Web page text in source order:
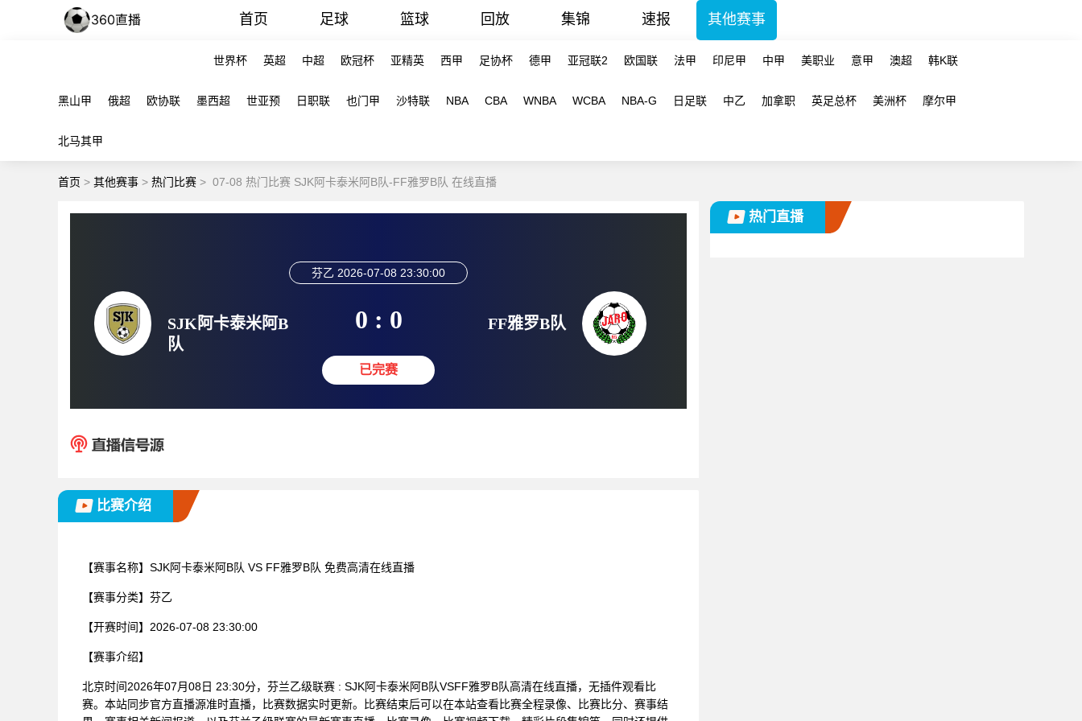
首页 足球 篮球 回放 集锦 速报 其他赛事
世界杯 英超 中超 欧冠杯 亚精英 西甲 足协杯 德甲 亚冠联2 欧国联 法甲 印尼甲 中甲 美职业 意甲 澳超 韩K联
黑山甲 俄超 欧协联 墨西超 世亚预 日职联 也门甲 沙特联 NBA CBA WNBA WCBA NBA-G 日足联 中乙 加拿职 英足总杯 美洲杯 摩尔甲
北马其甲
首页 > 其他赛事 > 热门比赛 > 07-08 热门比赛 SJK阿卡泰米阿B队-FF雅罗B队 在线直播
SJK阿卡泰米阿B
队
芬乙 2026-07-08 23:30:00
0 : 0
已完赛
FF雅罗B队
比赛介绍
【赛事名称】 SJK阿卡泰米阿B队 VS FF雅罗B队 免费高清在线直播
【赛事分类】 芬乙
【开赛时间】 2026-07-08 23:30:00
【赛事介绍】
北京时间2026年07月08日 23:30分，芬兰乙级联赛 : SJK阿卡泰米阿B队VSFF雅罗B队高清在线直播，无插件观看比
赛。本站同步官方直播源准时直播，比赛数据实时更新。比赛结束后可以在本站查看比赛全程录像、比赛比分、赛事结
热门直播